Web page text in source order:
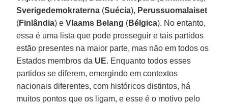
Sverigedemokraterna (Suécia), Perussuomalaiset
(Finlândia) eVlaams Belang (Bélgica). No entanto,
essa é uma lista que pode prosseguir e tais partidos
estão presentes na maior parte, mas não em todos os
Estados membros da UE. Enquanto todos esses
partidos se diferem, emergindo em contextos
nacionais diferentes, com históricos distintos, há
muitos pontos que os ligam, e esse é o motivo pelo